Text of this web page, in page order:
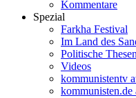
Kommentare
Spezial
Farkha Festival
Im Land des
Politische Thesen
Videos
kommunistentv
kommunisten.de